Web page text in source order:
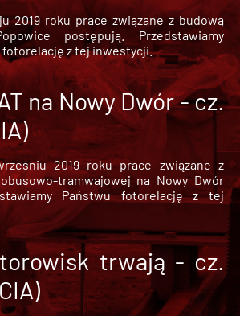
2019 roku prace związane z budową
postępują. Przedstawiamy
fotorelację z tej inwestycji.
na Nowy Dwór - cz.
2019 roku prace związane z
tramwajowej na Nowy Dwór
Państwu fotorelację z tej
trwają - cz.